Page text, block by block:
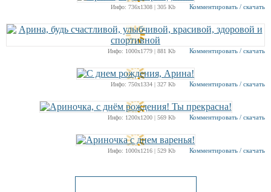
Инфо: 736х1308 | 305 Kb Комментировать / скачать
Инфо: 1000х1779 | 881 Kb Комментировать / скачать
Инфо: 750х1334 | 327 Kb Комментировать / скачать
Инфо: 1200х1200 | 569 Kb Комментировать / скачать
Инфо: 1000х1216 | 529 Kb Комментировать / скачать